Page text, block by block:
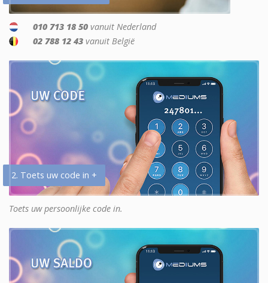
010 713 18 50 vanuit Nederland
02 788 12 43 vanuit België
2. Toets uw code in +
Toets uw persoonlijke code in.